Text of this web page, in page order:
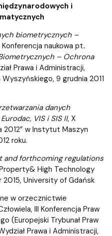
i
biometrycznych –
Konferencja naukowa pt.
– Ochrona
Prawa i Administracji,
9 grudnia 2011
danych
VIS i SIS II, X
2012” w Instytut Maszyn
roku.
and forthcoming regulations
High Technology
University of Gdańsk
w orzecznictwie
III Konferencja Praw
(Europejski Trybunał Praw
Prawa i Administracji,